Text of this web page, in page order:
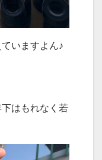
いますよん♪
はもれなく若